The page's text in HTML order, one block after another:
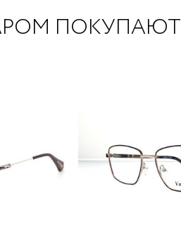
ПОКУПАЮТ